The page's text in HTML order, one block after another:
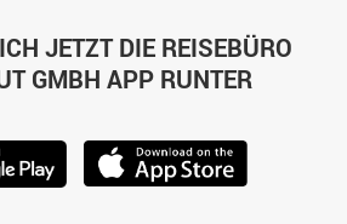
JETZT DIE REISEBÜRO
GMBH APP RUNTER